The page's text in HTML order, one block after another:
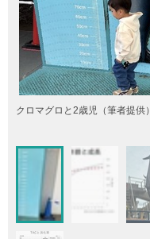
クロマグロと2歳児（筆者提供）